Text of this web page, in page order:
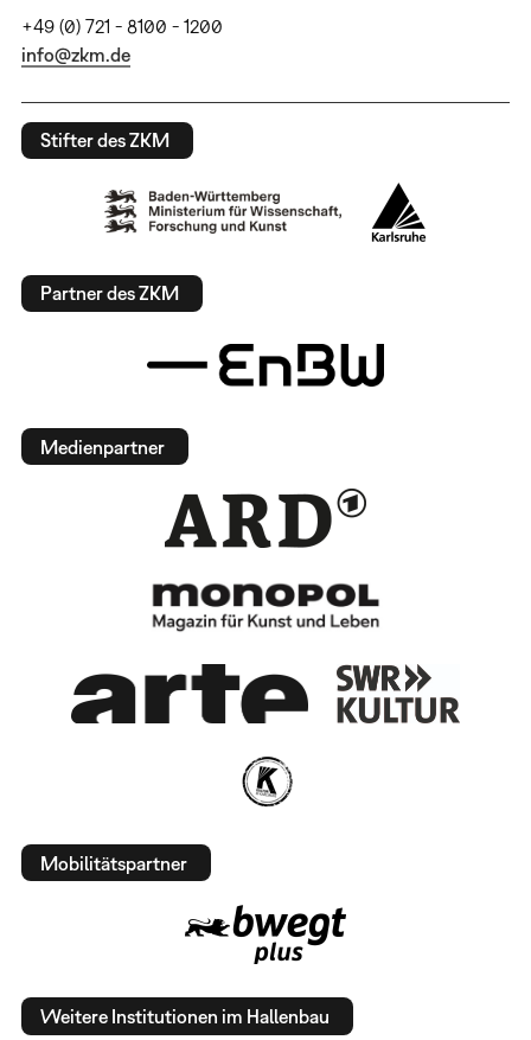
+49 (0) 721 - 8100 - 1200
info@zkm.de
Stifter des ZKM
Partner des ZKM
Medienpartner
Mobilitätspartner
Weitere Institutionen im Hallenbau